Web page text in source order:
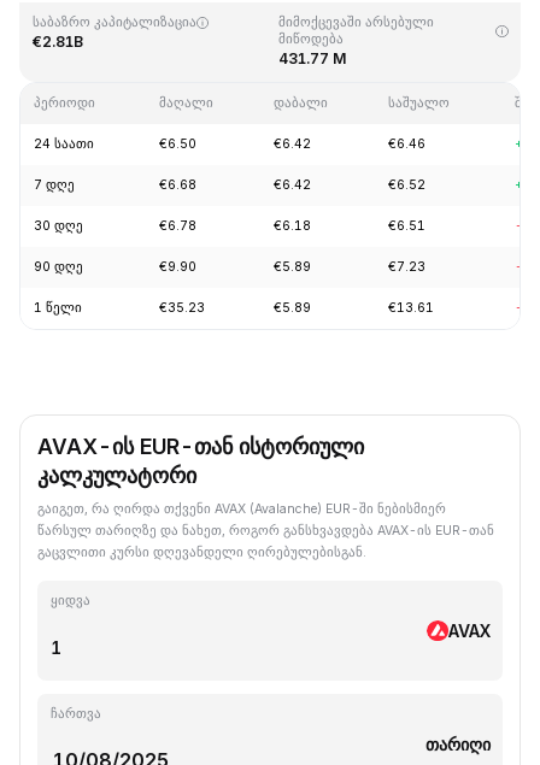
საბაზრო კაპიტალიზაცია
€2.81B
მიმოქცევაში არსებული
მიწოდება
431.77 M
პერიოდი მაღალი დაბალი საშუალო
24 საათი €6.50 €6.42 €6.46
7 დღე €6.68 €6.42 €6.52
30 დღე €6.78 €6.18 €6.51 -
90 დღე €9.90 €5.89 €7.23 -
1 წელი €35.23 €5.89 €13.61 -
AVAX-ის EUR-თან ისტორიული
კალკულატორი
გაიგეთ, რა ღირდა თქვენი AVAX (Avalanche) EUR-ში ნებისმიერ
წარსულ თარიღზე და ნახეთ, როგორ განსხვავდება AVAX-ის EUR-თან
გაცვლითი კურსი დღევანდელი ღირებულებისგან.
ყიდვა
AVAX
ჩართვა
თარიღი